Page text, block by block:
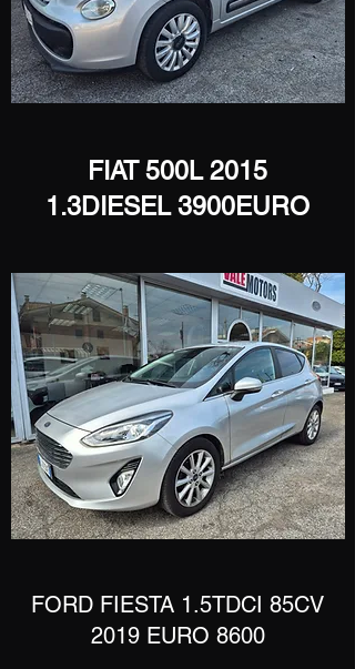
​FIAT 500L 2015
1.3DIESEL 3900EURO
​FORD FIESTA 1.5TDCI 85CV
2019 EURO 8600